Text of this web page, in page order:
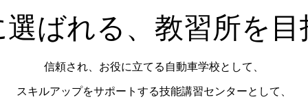
ばれる、教習所を
信頼され、お役に立てる自動車学校として、
スキルアップをサポートする技能講習センターとして、